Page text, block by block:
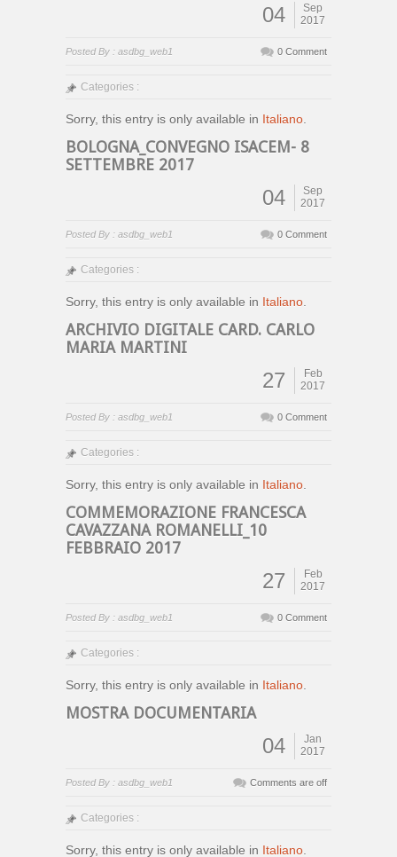
04
Sep
2017
Posted By : asdbg_web1 0 Comment
Categories :
Sorry, this entry is only available in Italiano
BOLOGNA_CONVEGNO ISACEM- 8
SETTEMBRE 2017
04
Sep
2017
Posted By : asdbg_web1 0 Comment
Categories :
Sorry, this entry is only available in Italiano
ARCHIVIO DIGITALE CARD. CARLO
MARIA MARTINI
27
Feb
2017
Posted By : asdbg_web1 0 Comment
Categories :
Sorry, this entry is only available in Italiano
COMMEMORAZIONE FRANCESCA
CAVAZZANA ROMANELLI_10
FEBBRAIO 2017
27
Feb
2017
Posted By : asdbg_web1 0 Comment
Categories :
Sorry, this entry is only available in Italiano
MOSTRA DOCUMENTARIA
04
Jan
2017
Posted By : asdbg_web1 Comments are off
Categories :
Sorry, this entry is only available in Italiano